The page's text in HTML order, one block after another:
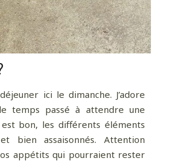
ici le dimanche. J’adore
temps passé à attendre une
bon, les différents éléments
bien assaisonnés. Attention
appétits qui pourraient rester